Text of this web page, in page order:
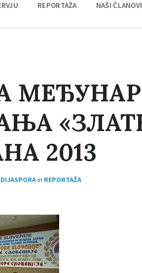
REPORTAŽA NAŠI ČLANOVI
2013
in REPORTAŽA